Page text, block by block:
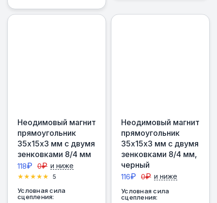
Неодимовый магнит
прямоугольник
35х15х3 мм с двумя
зенковками 8/4 мм
118₽ 0₽ и ниже
5
Условная сила
сцепления:
Неодимовый магнит
прямоугольник
35х15х3 мм с двумя
зенковками 8/4 мм,
черный
116₽ 0₽ и ниже
Условная сила
сцепления: